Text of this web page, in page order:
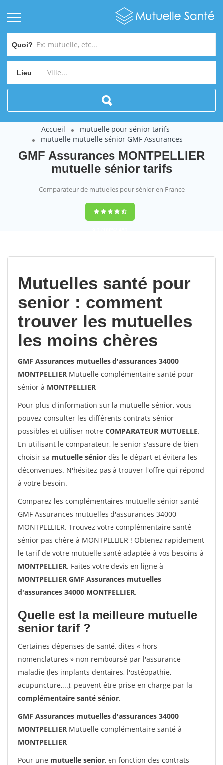
Quoi?
Lieu
Accueil
mutuelle pour sénior tarifs
mutuelle mutuelle sénior GMF Assurances
GMF Assurances MONTPELLIER
mutuelle sénior tarifs
Comparateur de mutuelles pour sénior en France
9,2(100%)452
Mutuelles santé pour
senior : comment
trouver les mutuelles
les moins chères
GMF Assurances mutuelles d'assurances 34000
MONTPELLIER Mutuelle complémentaire santé pour
sénior à MONTPELLIER
Pour plus d'information sur la mutuelle sénior, vous
pouvez consulter les différents contrats sénior
possibles et utiliser notre COMPARATEUR MUTUELLE.
En utilisant le comparateur, le senior s'assure de bien
choisir sa mutuelle sénior dès le départ et évitera les
déconvenues. N'hésitez pas à trouver l'offre qui répond
à votre besoin.
Comparez les complémentaires mutuelle sénior santé
GMF Assurances mutuelles d'assurances 34000
MONTPELLIER. Trouvez votre complémentaire santé
sénior pas chère à MONTPELLIER ! Obtenez rapidement
le tarif de votre mutuelle santé adaptée à vos besoins à
MONTPELLIER. Faites votre devis en ligne à
MONTPELLIER GMF Assurances mutuelles
d'assurances 34000 MONTPELLIER.
Quelle est la meilleure mutuelle
senior tarif ?
Certaines dépenses de santé, dites « hors
nomenclatures » non remboursé par l'assurance
maladie (les implants dentaires, l'ostéopathie,
acupuncture,...), peuvent être prise en charge par la
complémentaire santé sénior.
GMF Assurances mutuelles d'assurances 34000
MONTPELLIER Mutuelle complémentaire santé à
MONTPELLIER
Pour une mutuelle senior, en fonction des contrats